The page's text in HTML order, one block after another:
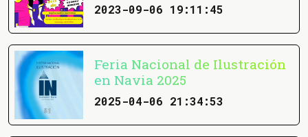
2023-09-06 19:11:45
Feria Nacional de Ilustración
en Navia 2025
2025-04-06 21:34:53